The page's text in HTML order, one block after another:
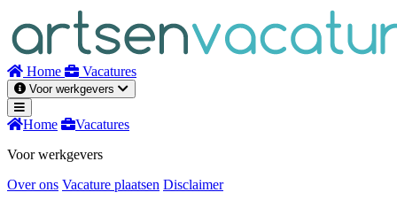
inhoud
Home Vacatures
Voor werkgevers
Home
Vacatures
Voor werkgevers
Over ons Vacature plaatsen Disclaimer